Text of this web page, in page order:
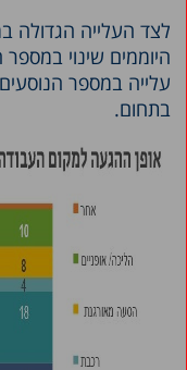
לצד העלייה הגדולה
היוממים שינוי במספר
עלייה במספר
בתחום.